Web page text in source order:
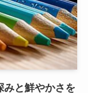
みと鮮やかさを